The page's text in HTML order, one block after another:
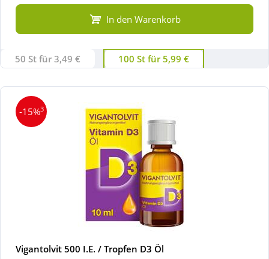
In den Warenkorb
50 St für 3,49 € 100 St für 5,99 €
-15%3
Vigantolvit 500 I.E. / Tropfen D3 Öl